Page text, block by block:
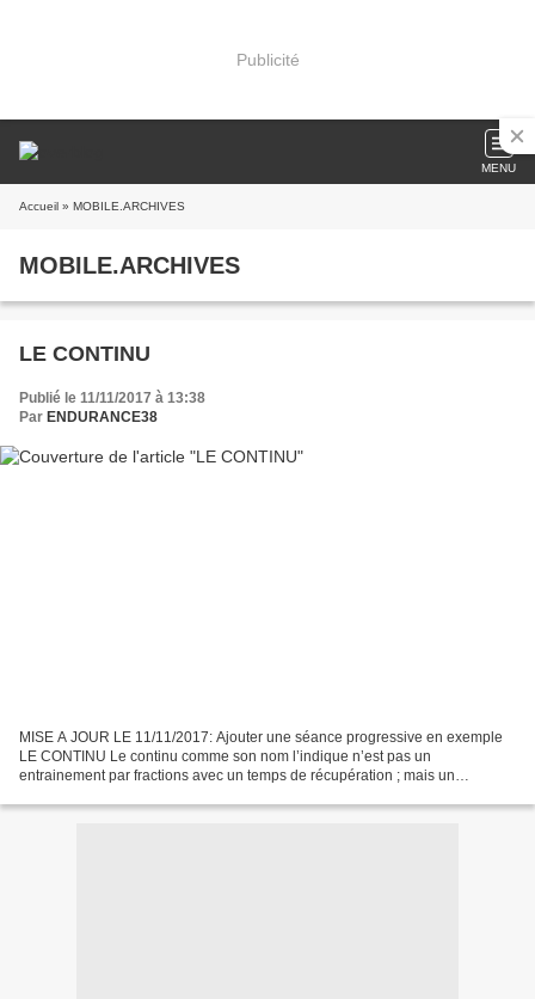
Publicité
MENU
Accueil » MOBILE.ARCHIVES
MOBILE.ARCHIVES
LE CONTINU
Publié le 11/11/2017 à 13:38
Par ENDURANCE38
MISE A JOUR LE 11/11/2017: Ajouter une séance progressive en exemple
LE CONTINU Le continu comme son nom l’indique n’est pas un
entrainement par fractions avec un temps de récupération ; mais un